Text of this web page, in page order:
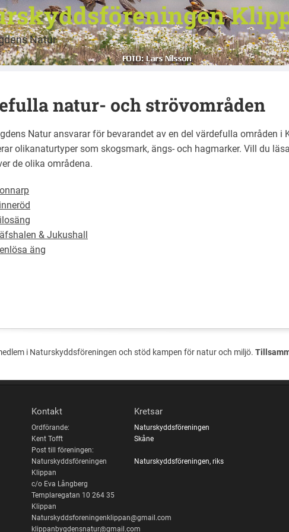
Natur
natur- och strövområden
Natur ansvarar för bevarandet av en del värdefulla områden i
olikanaturtyper som skogsmark, ängs- och hagmarker. Vill du
de olika områdena.
& Jukushall
äng
i Naturskyddsföreningen och stöd kampen för natur och miljö.
Kontakt
Ordförande:
Kent Tofft
Post till föreningen:
Naturskyddsföreningen
Klippan
c/o Eva Långberg
Templaregatan 10 264 35
Klippan
Naturskyddsforeningenklippan@gmail.com
klippanbygdensnatur@gmail.com
Kretsar
Naturskyddsföreningen
Skåne
Naturskyddsföreningen, riks